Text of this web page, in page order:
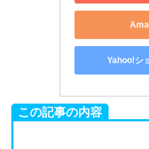
Yahoo!シ
この記事の内容